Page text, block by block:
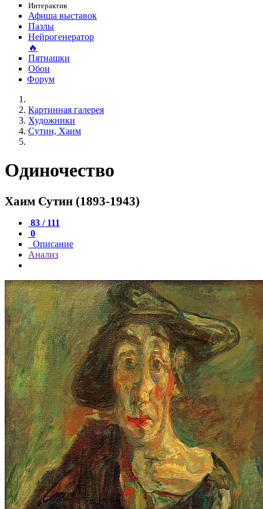
Интерактив
Афиша выставок
Пазлы
Нейрогенератор
🔥
Пятнашки
Обои
Форум
Картинная галерея
Художники
Сутин, Хаим
Одиночество
Хаим Сутин (1893-1943)
83 / 111
0
Описание
Анализ